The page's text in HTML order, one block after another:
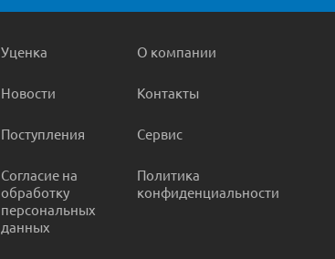
Уценка
Новости
Поступления
Согласие на
обработку
персональных
данных
О компании
Контакты
Сервис
Политика
конфиденциальности